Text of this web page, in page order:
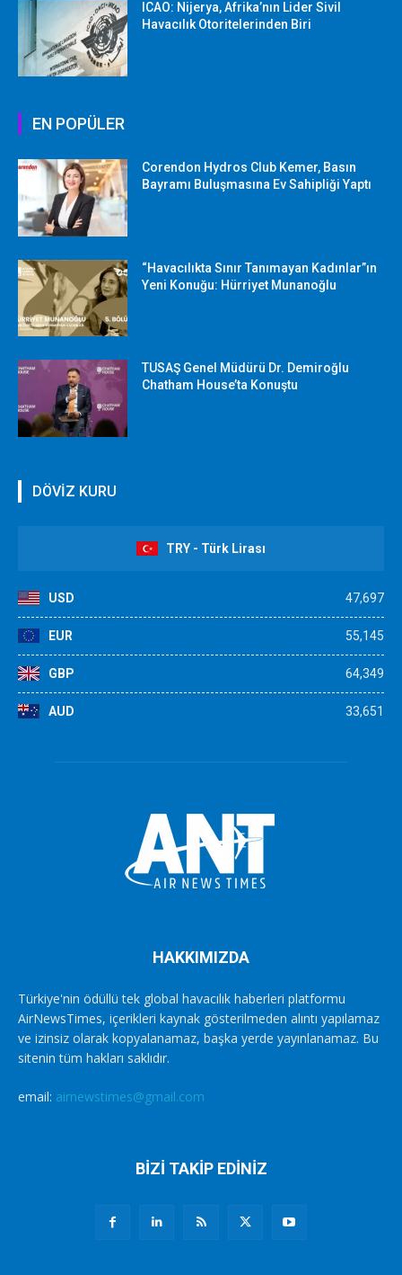
ICAO: Nijerya, Afrika’nın Lider Sivil
Havacılık Otoritelerinden Biri
EN POPÜLER
Corendon Hydros Club Kemer, Basın
Bayramı Buluşmasına Ev Sahipliği Yaptı
“Havacılıkta Sınır Tanımayan Kadınlar”ın
Yeni Konuğu: Hürriyet Munanoğlu
TUSAŞ Genel Müdürü Dr. Demiroğlu
Chatham House’ta Konuştu
DÖVİZ KURU
TRY - Türk Lirası
USD 47,697
EUR 55,145
GBP 64,349
AUD 33,651
HAKKIMIZDA
Türkiye'nin ödüllü tek global havacılık haberleri platformu
AirNewsTimes, içerikleri kaynak gösterilmeden alıntı yapılamaz
ve izinsiz olarak kopyalanamaz, başka yerde yayınlanamaz. Bu
sitenin tüm hakları saklıdır.
email: airnewstimes@gmail.com
BİZİ TAKİP EDİNİZ